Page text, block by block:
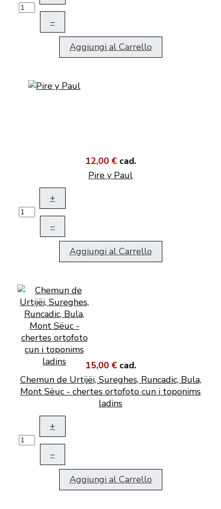
–
Aggiungi al Carrello
12,00 € cad.
Pire y Paul
+
–
Aggiungi al Carrello
15,00 € cad.
Chemun de Urtijëi, Sureghes, Runcadic, Bula,
Mont Sëuc - chertes ortofoto cun i toponims
ladins
+
–
Aggiungi al Carrello